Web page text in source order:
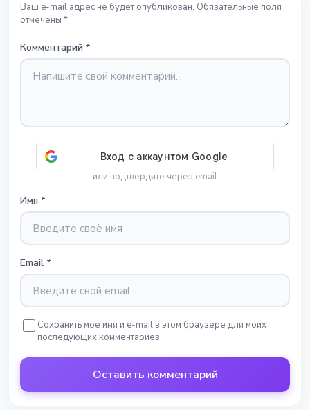
Ваш e-mail адрес не будет опубликован. Обязательные поля
отмечены *
Комментарий *
или подтвердите через email
Имя *
Email *
Сохранить моё имя и e-mail в этом браузере для моих
последующих комментариев
Оставить комментарий